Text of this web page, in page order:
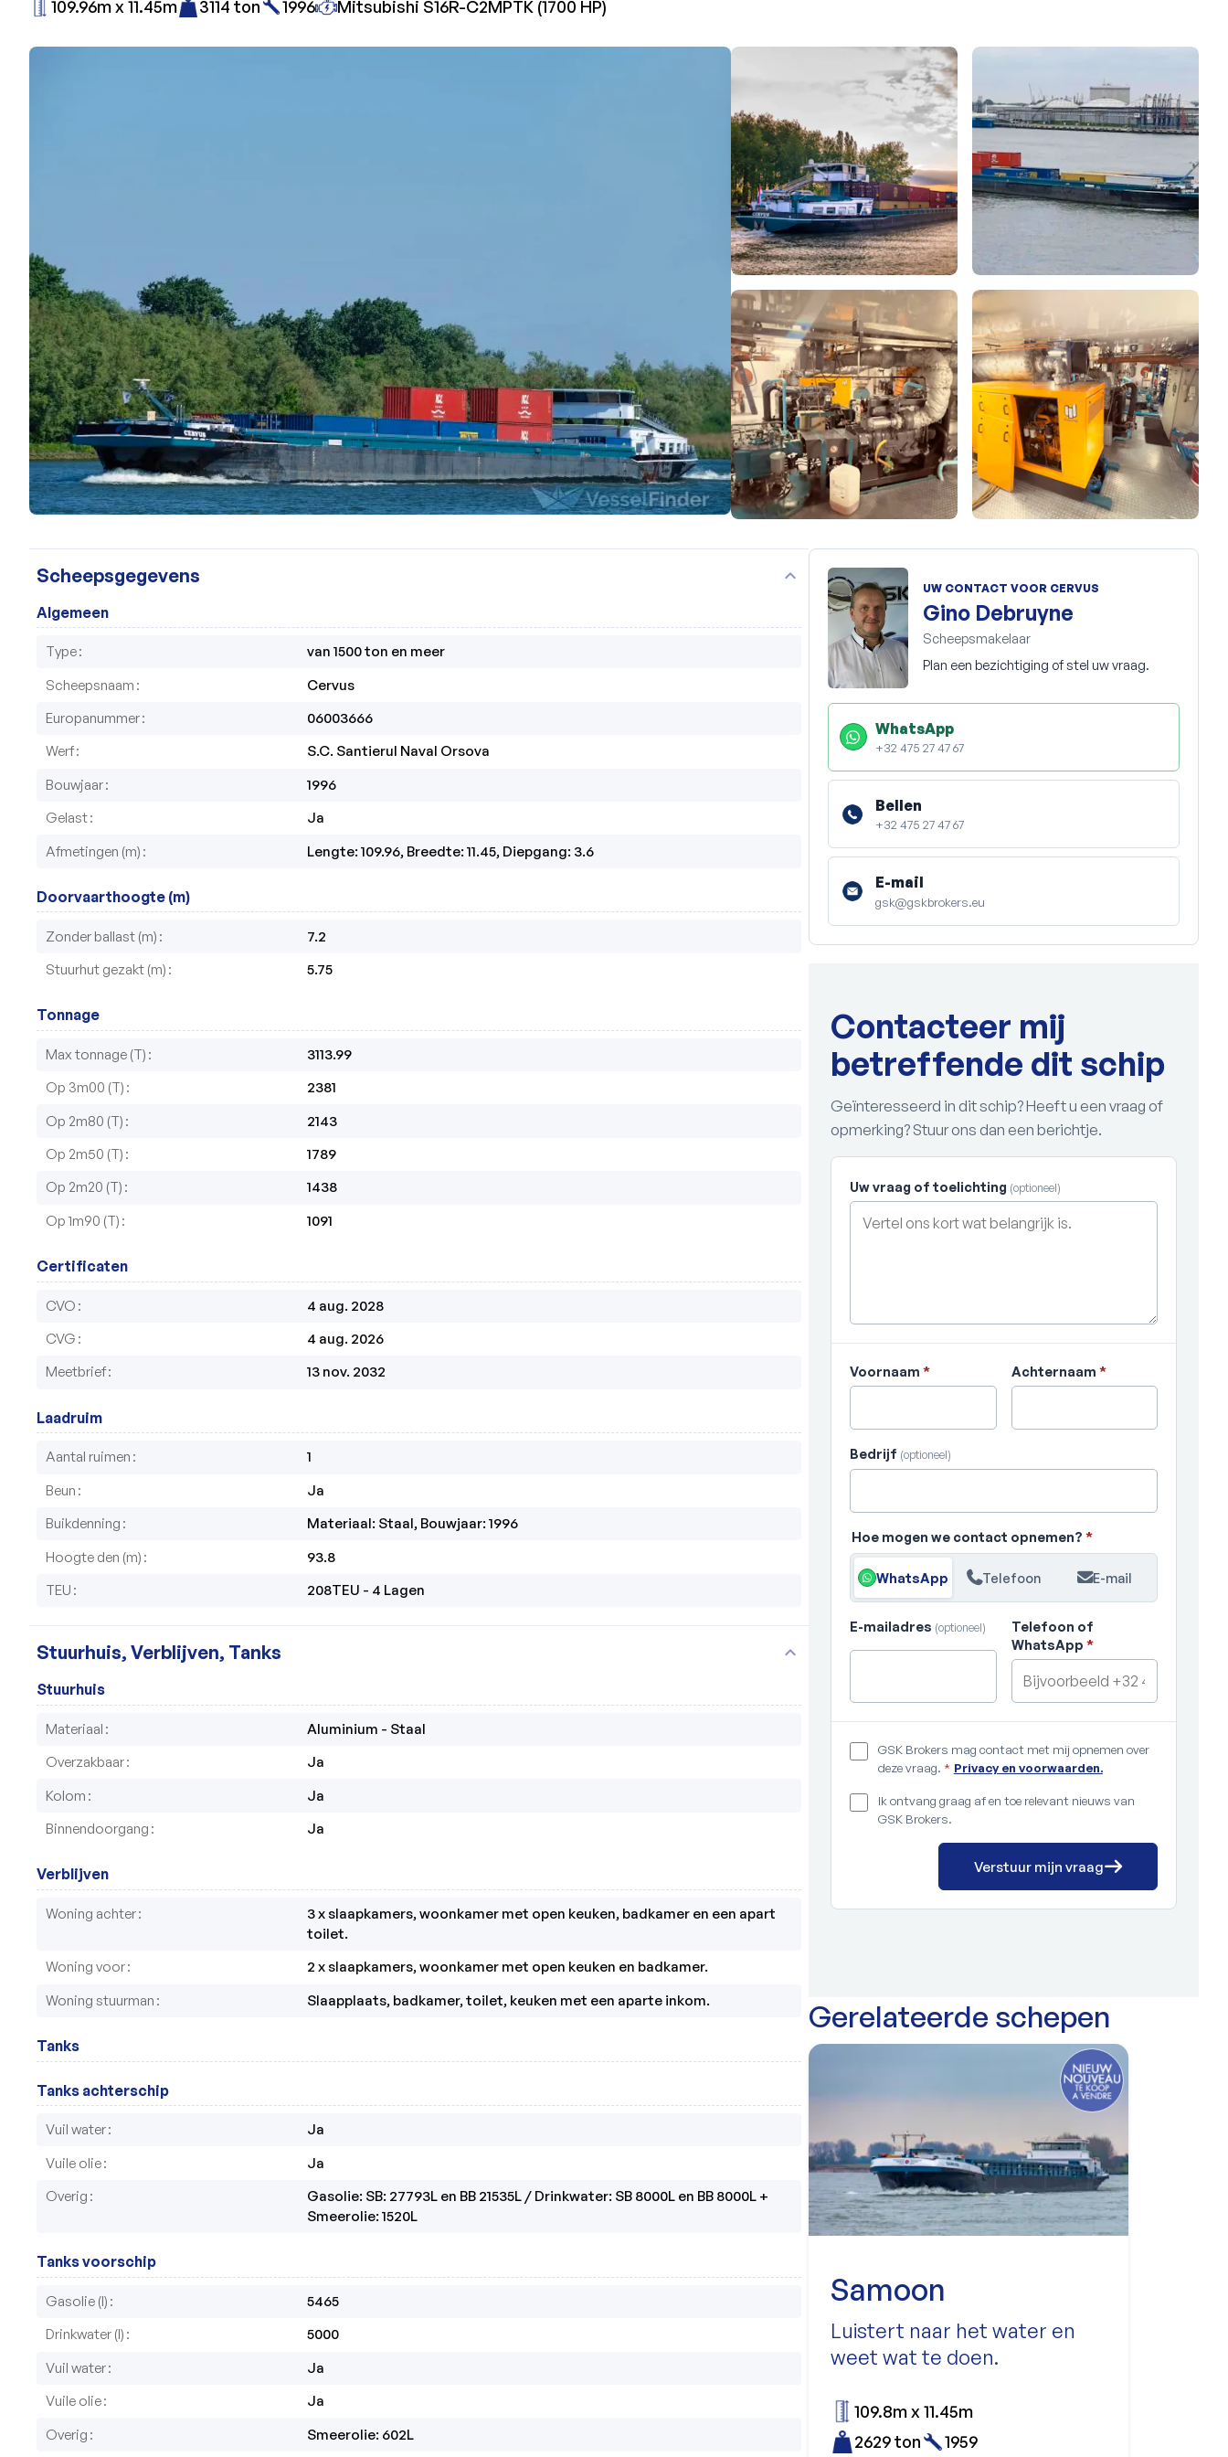
109.96m x 11.45m 3114 ton 1996 Mitsubishi S16R-C2MPTK (1700 HP)
Scheepsgegevens expand_more
Algemeen
Type
van 1500 ton en meer
Scheepsnaam
Cervus
Europanummer
06003666
Werf
S.C. Santierul Naval Orsova
Bouwjaar
1996
Gelast
Ja
Afmetingen (m)
Lengte: 109.96, Breedte: 11.45, Diepgang: 3.6
Doorvaarthoogte (m)
Zonder ballast (m)
7.2
Stuurhut gezakt (m)
5.75
Tonnage
Max tonnage (T)
3113.99
Op 3m00 (T)
2381
Op 2m80 (T)
2143
Op 2m50 (T)
1789
Op 2m20 (T)
1438
Op 1m90 (T)
1091
Certificaten
CVO
4 aug. 2028
CVG
4 aug. 2026
Meetbrief
13 nov. 2032
Laadruim
Aantal ruimen
1
Beun
Ja
Buikdenning
Materiaal: Staal, Bouwjaar: 1996
Hoogte den (m)
93.8
TEU
208TEU - 4 Lagen
Stuurhuis, Verblijven, Tanks expand_more
Stuurhuis
Materiaal
Aluminium - Staal
Overzakbaar
Ja
Kolom
Ja
Binnendoorgang
Ja
Verblijven
Woning achter
3 x slaapkamers, woonkamer met open keuken, badkamer en een apart
toilet.
Woning voor
2 x slaapkamers, woonkamer met open keuken en badkamer.
Woning stuurman
Slaapplaats, badkamer, toilet, keuken met een aparte inkom.
Tanks
Tanks achterschip
Vuil water
Ja
Vuile olie
Ja
Overig
Gasolie: SB: 27793L en BB 21535L / Drinkwater: SB 8000L en BB 8000L +
Smeerolie: 1520L
Tanks voorschip
Gasolie (l)
5465
Drinkwater (l)
5000
Vuil water
Ja
Vuile olie
Ja
Overig
Smeerolie: 602L
UW CONTACT VOOR CERVUS
Gino Debruyne
Scheepsmakelaar
Plan een bezichtiging of stel uw vraag.
WhatsApp
+32 475 27 47 67
Bellen
+32 475 27 47 67
E-mail
gsk@gskbrokers.eu
Contacteer mij
betreffende dit schip
Geïnteresseerd in dit schip? Heeft u een vraag of
opmerking? Stuur ons dan een berichtje.
Uw vraag of toelichting (optioneel)
Voornaam* Achternaam *
Bedrijf (optioneel)
Hoe mogen we contact opnemen?*
WhatsApp Telefoon E-mail
E-mailadres (optioneel)
Telefoon of
WhatsApp *
GSK Brokers mag contact met mij opnemen over
deze vraag. * Privacy en voorwaarden.
Ik ontvang graag af en toe relevant nieuws van
GSK Brokers.
Verstuur mijn vraag
Gerelateerde schepen
Samoon
Luistert naar het water en
weet wat te doen.
109.8m x 11.45m
2629 ton
1959